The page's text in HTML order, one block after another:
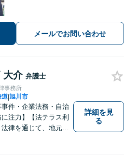
ど、事故に遭われたらまずご相談を
【初回相談無料】【ビデオ面談可】
メールでお問い合わせ
大介 弁護士
事務所
道|旭川市
事件・企業法務・自治
注力】【法テラス利
律を通じて、地元の
詳細を見
る